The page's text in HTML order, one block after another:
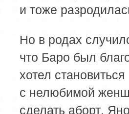
и тоже
Но в родах
что Баро был
хотел
с нелюбимой
сделать аборт.